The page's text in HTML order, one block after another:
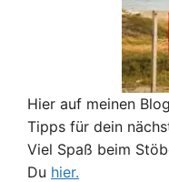
Hier auf meinen
Tipps für dein
Viel Spaß beim
Du hier.